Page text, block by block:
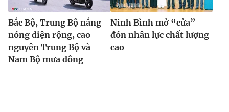
Bắc Bộ, Trung Bộ nắng
nóng diện rộng, cao
nguyên Trung Bộ và
Nam Bộ mưa dông
Ninh Bình mở “cửa”
đón nhân lực chất lượng
cao